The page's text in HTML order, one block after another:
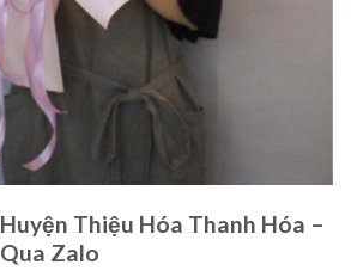
Thiệu Hóa Thanh Hóa –
Zalo